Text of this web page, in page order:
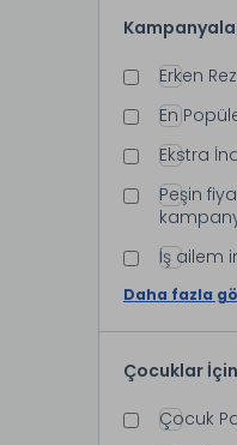
Erken
En
Ekstra
Peşin
İş ailem
Daha fazla
Çocuklar İçin
Çocuk